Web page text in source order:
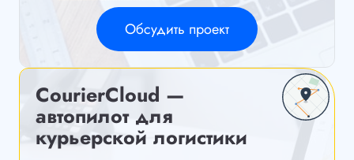
Обсудить проект
CourierCloud —
автопилот для
курьерской логистики